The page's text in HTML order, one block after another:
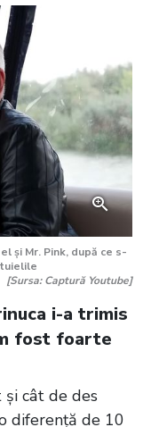
și Mr. Pink, după ce s-
[Sursa: Captură Youtube]
i-a trimis
fost foarte
cât de des
diferență de 10